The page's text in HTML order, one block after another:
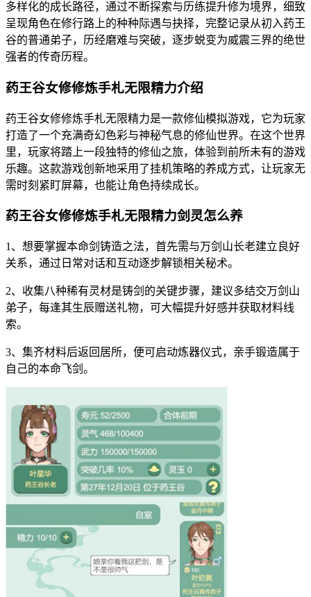
多样化的成长路径，通过不断探索与历练提升修为境界，细致
呈现角色在修行路上的种种际遇与抉择，完整记录从初入药王
谷的普通弟子，历经磨难与突破，逐步蜕变为威震三界的绝世
强者的传奇历程。
药王谷女修修炼手札无限精力介绍
药王谷女修修炼手札无限精力是一款修仙模拟游戏，它为玩家
打造了一个充满奇幻色彩与神秘气息的修仙世界。在这个世界
里，玩家将踏上一段独特的修仙之旅，体验到前所未有的游戏
乐趣。这款游戏创新地采用了挂机策略的养成方式，让玩家无
需时刻紧盯屏幕，也能让角色持续成长。
药王谷女修修炼手札无限精力剑灵怎么养
1、想要掌握本命剑铸造之法，首先需与万剑山长老建立良好
关系，通过日常对话和互动逐步解锁相关秘术。
2、收集八种稀有灵材是铸剑的关键步骤，建议多结交万剑山
弟子，每逢其生辰赠送礼物，可大幅提升好感并获取材料线
索。
3、集齐材料后返回居所，便可启动炼器仪式，亲手锻造属于
自己的本命飞剑。